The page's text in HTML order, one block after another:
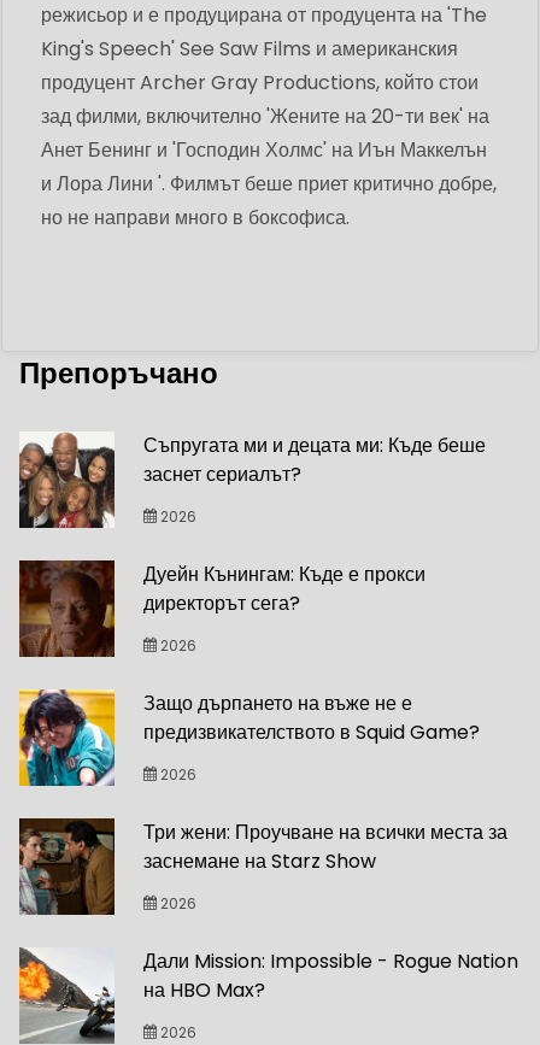
режисьор и е продуцирана от продуцента на 'The
King's Speech' See Saw Films и американския
продуцент Archer Gray Productions, който стои
зад филми, включително 'Жените на 20-ти век' на
Анет Бенинг и 'Господин Холмс' на Иън Маккелън
и Лора Лини '. Филмът беше приет критично добре,
но не направи много в боксофиса.
Препоръчано
Съпругата ми и децата ми: Къде беше
заснет сериалът?
2026
Дуейн Кънингам: Къде е прокси
директорът сега?
2026
Защо дърпането на въже не е
предизвикателството в Squid Game?
2026
Три жени: Проучване на всички места за
заснемане на Starz Show
2026
Дали Mission: Impossible - Rogue Nation
на HBO Max?
2026